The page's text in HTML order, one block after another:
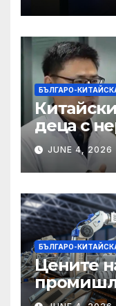
БЪЛГАРО-
деца с
JUNE 4, 2026
БЪЛГАРО-
Цените